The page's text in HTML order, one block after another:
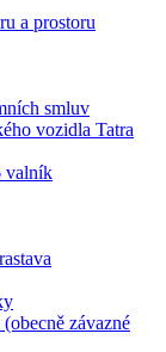
a prostoru
smluv
vozidla Tatra
valník
závazné